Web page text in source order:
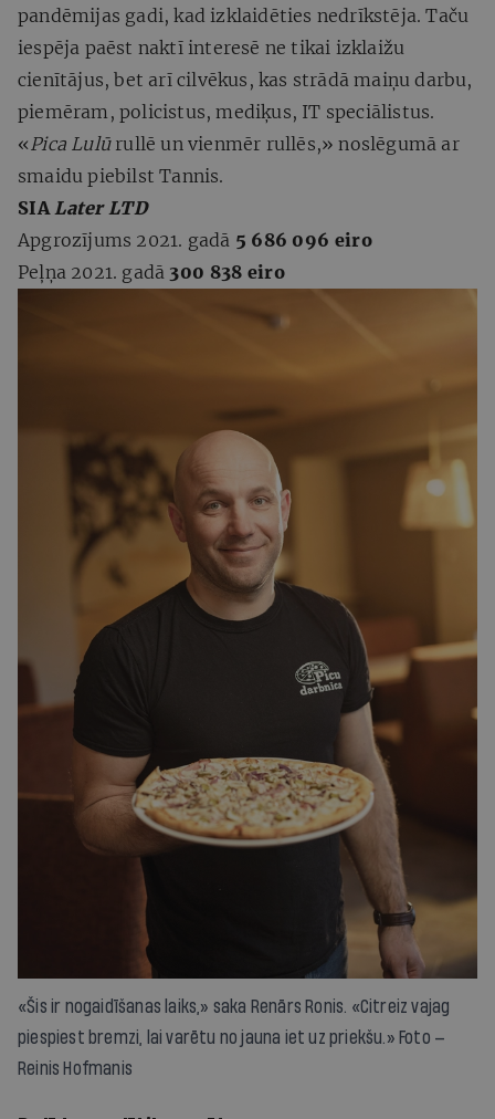
pandēmijas gadi, kad izklaidēties nedrīkstēja. Taču
iespēja paēst naktī interesē ne tikai izklaižu
cienītājus, bet arī cilvēkus, kas strādā maiņu darbu,
piemēram, policistus, mediķus, IT speciālistus.
«Pica Lulūrullē un vienmēr rullēs,» noslēgumā ar
smaidu piebilst Tannis.
SIALater LTD
Apgrozījums 2021. gadā 5 686 096 eiro
Peļņa 2021. gadā 300 838 eiro
«Šis ir nogaidīšanas laiks,» saka Renārs Ronis. «Citreiz vajag
piespiest bremzi, lai varētu no jauna iet uz priekšu.» Foto —
Reinis Hofmanis